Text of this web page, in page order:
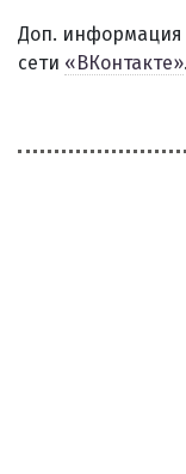
Доп. информация
сети «ВКонтакте».